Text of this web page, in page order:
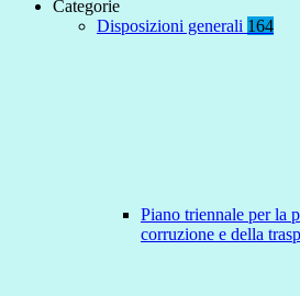
Categorie
Disposizioni generali 164
Piano triennale per la
corruzione e della